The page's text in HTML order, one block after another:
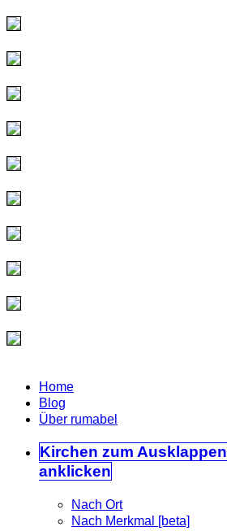
Home
Blog
Über rumabel
Kirchen zum Ausklappen
anklicken
Nach Ort
Nach Merkmal [beta]